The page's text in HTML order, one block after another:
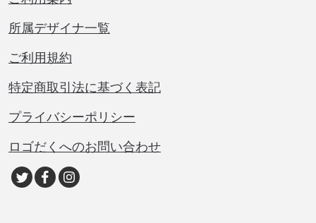
所属デザイナ一覧
ご利用規約
特定商取引法に基づく表記
プライバシーポリシー
ロゴだくへのお問い合わせ